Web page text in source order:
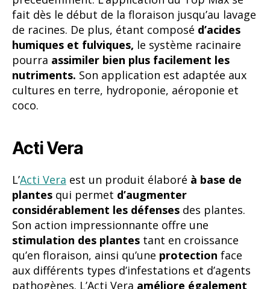
Acti Vera
L’Acti Veraest un produit élaboréà base de
plantesqui permetd’augmenter
considérablement les défensesdes plantes.
Son action impressionnante offre une
qu’en floraison, ainsi qu’une
aux différents types d’infestations et d’agents
pathogènes. L’Acti Vera améliore également
le métabolisme : les plantes demanderont
plus d’eau et de nutriments, ce qui générera
undéveloppement et une production plus
importants.